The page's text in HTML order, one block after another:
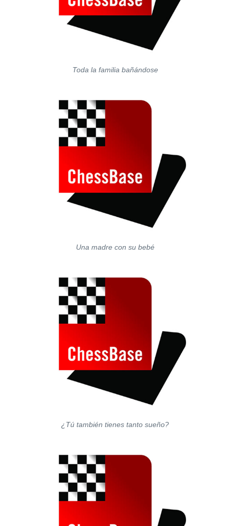
Toda la familia bañándose
Una madre con su bebé
¿Tú también tienes tanto sueño?